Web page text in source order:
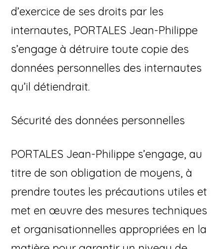
d’exercice de ses droits par les
internautes, PORTALES Jean-Philippe
s’engage à détruire toute copie des
données personnelles des internautes
qu’il détiendrait.
Sécurité des données personnelles
PORTALES Jean-Philippe s’engage, au
titre de son obligation de moyens, à
prendre toutes les précautions utiles et
met en œuvre des mesures techniques
et organisationnelles appropriées en la